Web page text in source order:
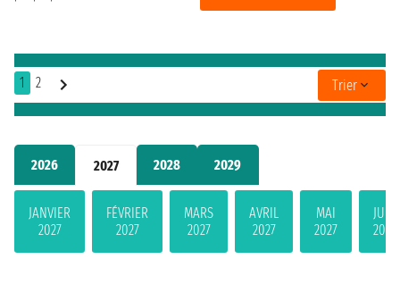
2026 2027 2028 2029
JANVIER
2027
FÉVRIER
2027
MARS
2027
AVRIL
2027
MAI
2027
JUIN
2027
1 2 Trier